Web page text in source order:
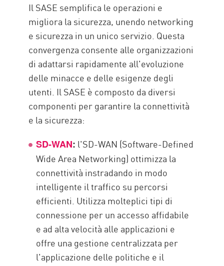
Il SASE semplifica le operazioni e
migliora la sicurezza, unendo networking
e sicurezza in un unico servizio. Questa
convergenza consente alle organizzazioni
di adattarsi rapidamente all'evoluzione
delle minacce e delle esigenze degli
utenti. Il SASE è composto da diversi
componenti per garantire la connettività
e la sicurezza:
SD-WAN: l'SD-WAN (Software-Defined
Wide Area Networking) ottimizza la
connettività instradando in modo
intelligente il traffico su percorsi
efficienti. Utilizza molteplici tipi di
connessione per un accesso affidabile
e ad alta velocità alle applicazioni e
offre una gestione centralizzata per
l'applicazione delle politiche e il